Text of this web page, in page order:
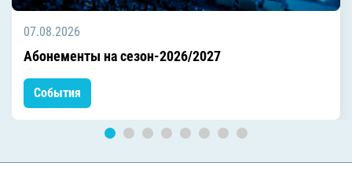
07.08.2026
Абонементы на сезон-2026/2027
События